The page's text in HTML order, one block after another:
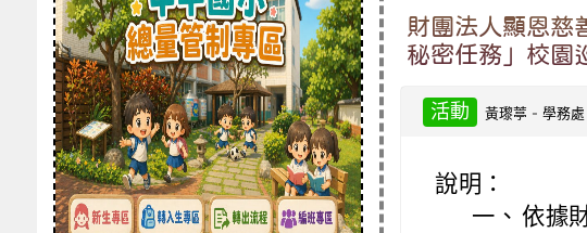
財團法人顯恩慈
秘密任務」校園
活動 黃瓈葶 -學務處
說明：
一、 依據